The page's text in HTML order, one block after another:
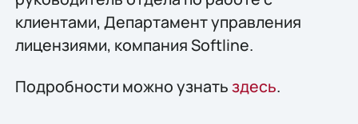
клиентами, Департамент управления
лицензиями, компания Softline.
Подробности можно узнатьздесь.